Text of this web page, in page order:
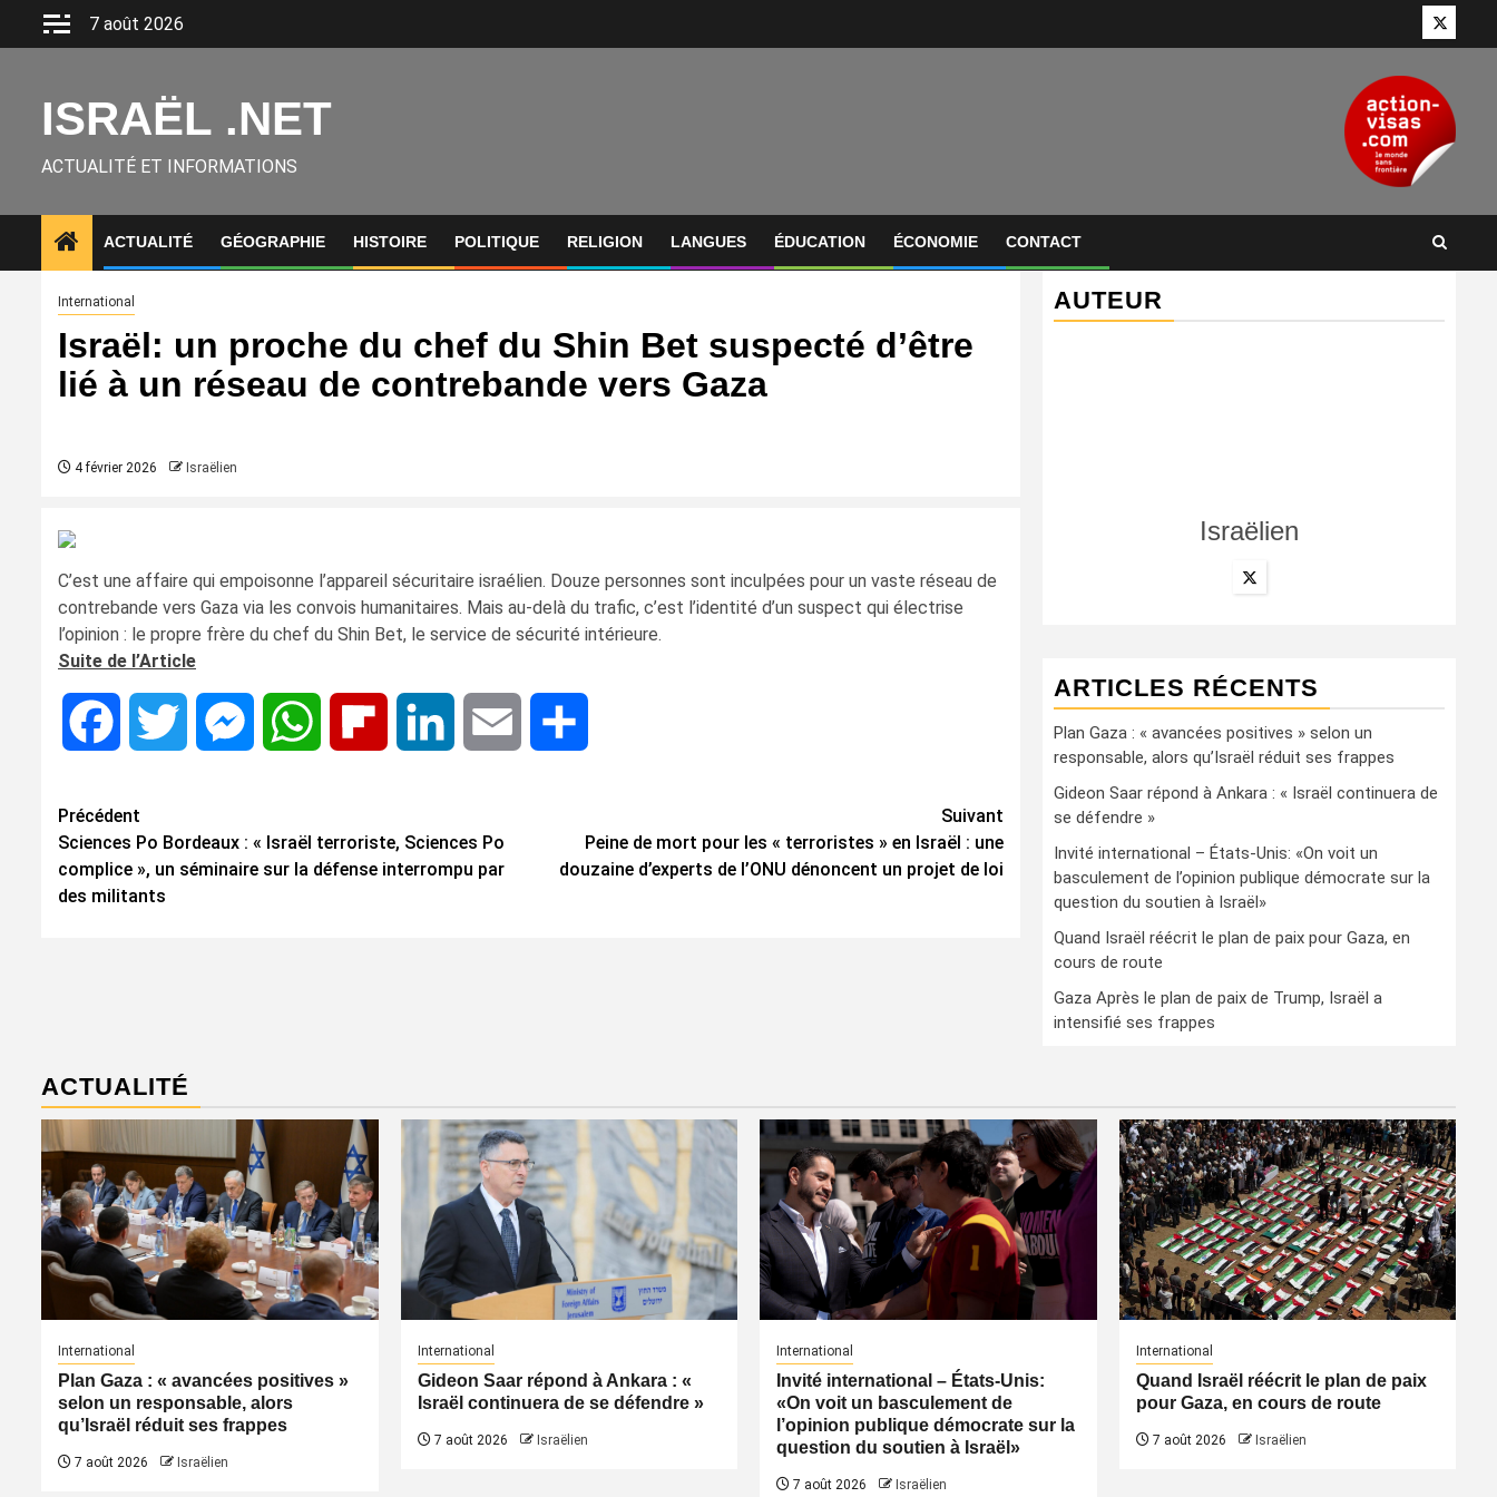
7 août 2026 Twitter
ISRAËL .NET
ACTUALITÉ ET INFORMATIONS
ACTUALITÉ GÉOGRAPHIE HISTOIRE POLITIQUE RELIGION LANGUES ÉDUCATION ÉCONOMIE CONTACT
International
Israël: un proche du chef du Shin Bet suspecté d’être
lié à un réseau de contrebande vers Gaza
4 février 2026 Israëlien
C’est une affaire qui empoisonne l’appareil sécuritaire israélien. Douze personnes sont inculpées pour un vaste réseau de
contrebande vers Gaza via les convois humanitaires. Mais au-delà du trafic, c’est l’identité d’un suspect qui électrise
l’opinion : le propre frère du chef du Shin Bet, le service de sécurité intérieure.
Suite de l’Article
Facebook Twitter MessengerWhatsApp Flipboard LinkedIn Email
Navigation
d’article
Précédent
Sciences Po Bordeaux : « Israël terroriste, Sciences Po
complice », un séminaire sur la défense interrompu par
des militants
Suivant
Peine de mort pour les « terroristes » en Israël : une
douzaine d’experts de l’ONU dénoncent un projet de loi
AUTEUR
Israëlien
ARTICLES RÉCENTS
Plan Gaza : « avancées positives » selon un
responsable, alors qu’Israël réduit ses frappes
Gideon Saar répond à Ankara : « Israël continuera de
se défendre »
Invité international – États-Unis: «On voit un
basculement de l’opinion publique démocrate sur la
question du soutien à Israël»
Quand Israël réécrit le plan de paix pour Gaza, en
cours de route
Gaza Après le plan de paix de Trump, Israël a
intensifié ses frappes
ACTUALITÉ
International
Plan Gaza : « avancées positives »
selon un responsable, alors
qu’Israël réduit ses frappes
7 août 2026 Israëlien
International
Gideon Saar répond à Ankara : «
Israël continuera de se défendre »
7 août 2026 Israëlien
International
Invité international – États-Unis:
«On voit un basculement de
l’opinion publique démocrate sur la
question du soutien à Israël»
7 août 2026 Israëlien
International
Quand Israël réécrit le plan de paix
pour Gaza, en cours de route
7 août 2026 Israëlien